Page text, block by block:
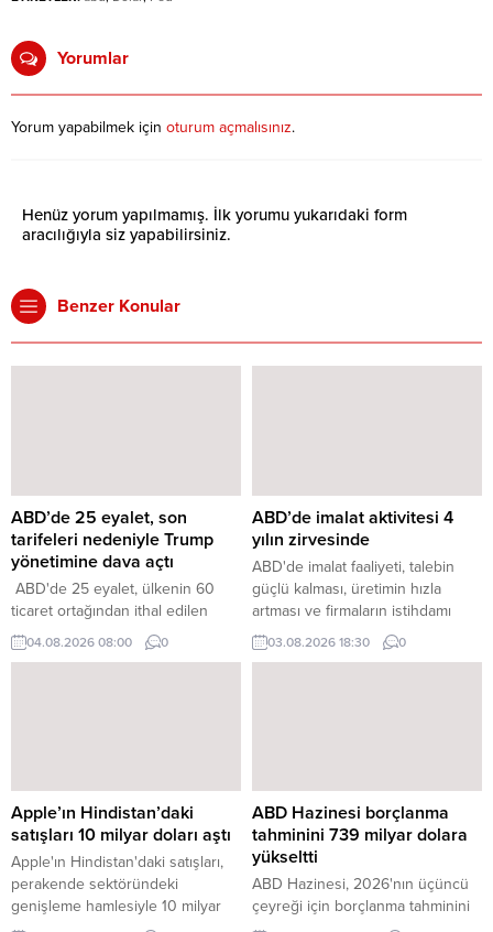
Yorumlar
Yorum yapabilmek için oturum açmalısınız.
Henüz yorum yapılmamış. İlk yorumu yukarıdaki form
aracılığıyla siz yapabilirsiniz.
Benzer Konular
ABD’de 25 eyalet, son
tarifeleri nedeniyle Trump
yönetimine dava açtı
ABD'de 25 eyalet, ülkenin 60
ticaret ortağından ithal edilen
ürünlere gümrük vergisi getiren
ABD Başkanı Donald Trump
04.08.2026 08:00 0
ABD’de imalat aktivitesi 4
yılın zirvesinde
ABD'de imalat faaliyeti, talebin
güçlü kalması, üretimin hızla
artması ve firmaların istihdamı
artırmasıyla birlikte Temmuz
ayında son dört yılı aşkın sürenin
03.08.2026 18:30 0
Apple’ın Hindistan’daki
satışları 10 milyar doları aştı
Apple'ın Hindistan'daki satışları,
perakende sektöründeki
genişleme hamlesiyle 10 milyar
ABD Hazinesi borçlanma
tahminini 739 milyar dolara
yükseltti
ABD Hazinesi, 2026'nın üçüncü
çeyreği için borçlanma tahminini